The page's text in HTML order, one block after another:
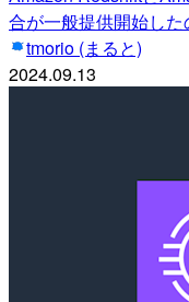
合が一般提供開始し
tmorio (まると)
2024.09.13